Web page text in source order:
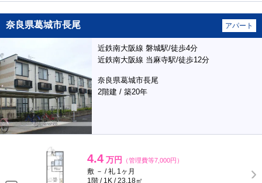
奈良県葛城市長尾 アパート
近鉄南大阪線 磐城駅/徒歩4分
近鉄南大阪線 当麻寺駅/徒歩12分
奈良県葛城市長尾
2階建 / 築20年
4.4 万円 （管理費等7,000円）
敷 － / 礼 1ヶ月
1階 / 1K / 23.18㎡